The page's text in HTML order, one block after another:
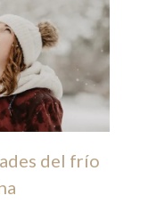
del frío